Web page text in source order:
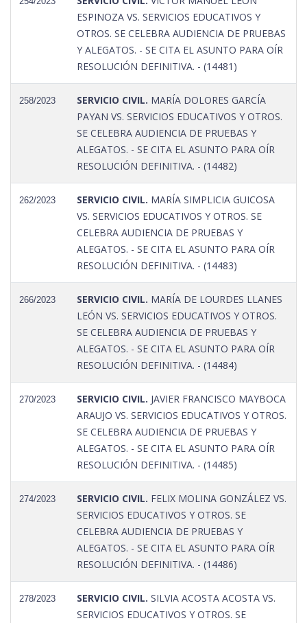
ESPINOZA VS. SERVICIOS EDUCATIVOS Y
OTROS. SE CELEBRA AUDIENCIA DE PRUEBAS
Y ALEGATOS. - SE CITA EL ASUNTO PARA OÍR
RESOLUCIÓN DEFINITIVA. - (14481)
258/2023 SERVICIO CIVIL. MARÍA DOLORES GARCÍA
PAYAN VS. SERVICIOS EDUCATIVOS Y OTROS.
SE CELEBRA AUDIENCIA DE PRUEBAS Y
ALEGATOS. - SE CITA EL ASUNTO PARA OÍR
RESOLUCIÓN DEFINITIVA. - (14482)
262/2023 SERVICIO CIVIL. MARÍA SIMPLICIA GUICOSA
VS. SERVICIOS EDUCATIVOS Y OTROS. SE
CELEBRA AUDIENCIA DE PRUEBAS Y
ALEGATOS. - SE CITA EL ASUNTO PARA OÍR
RESOLUCIÓN DEFINITIVA. - (14483)
266/2023 SERVICIO CIVIL. MARÍA DE LOURDES LLANES
LEÓN VS. SERVICIOS EDUCATIVOS Y OTROS.
SE CELEBRA AUDIENCIA DE PRUEBAS Y
ALEGATOS. - SE CITA EL ASUNTO PARA OÍR
RESOLUCIÓN DEFINITIVA. - (14484)
270/2023 SERVICIO CIVIL. JAVIER FRANCISCO MAYBOCA
ARAUJO VS. SERVICIOS EDUCATIVOS Y OTROS.
SE CELEBRA AUDIENCIA DE PRUEBAS Y
ALEGATOS. - SE CITA EL ASUNTO PARA OÍR
RESOLUCIÓN DEFINITIVA. - (14485)
274/2023 SERVICIO CIVIL. FELIX MOLINA GONZÁLEZ VS.
SERVICIOS EDUCATIVOS Y OTROS. SE
CELEBRA AUDIENCIA DE PRUEBAS Y
ALEGATOS. - SE CITA EL ASUNTO PARA OÍR
RESOLUCIÓN DEFINITIVA. - (14486)
278/2023 SERVICIO CIVIL. SILVIA ACOSTA ACOSTA VS.
SERVICIOS EDUCATIVOS Y OTROS. SE